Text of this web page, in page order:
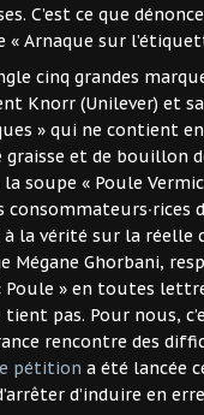
C’est ce que
« Arnaque sur
cinq grandes
Knorr (Unilever) et
» qui ne contient
graisse et de bouillon
la soupe « Poule
consommateurs∙rices
à la vérité sur la réelle
Mégane Ghorbani,
Poule » en toutes
tient pas. Pour nous,
rencontre des
pétition a été lancée
d’induire en